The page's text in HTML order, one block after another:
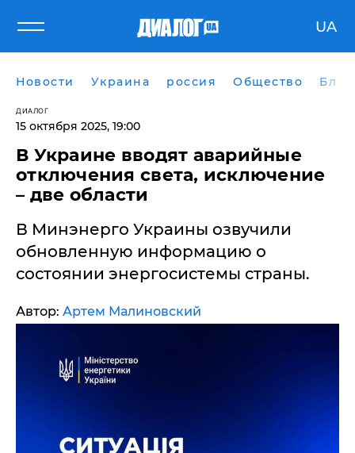
UA
Новости Украина россия Общество
ДИАЛОГ
15 октября 2025, 19:00
В Украине вводят аварийные
отключения света, исключение
– две области
В Минэнерго Украины озвучили
обновленную информацию о
состоянии энергосистемы страны.
Автор: Артем Малиновский